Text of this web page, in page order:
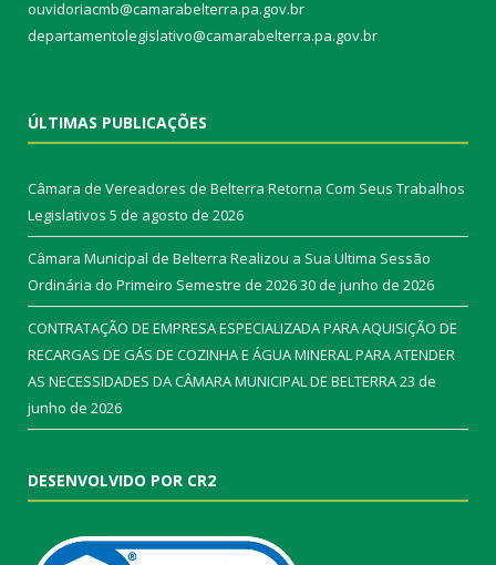
ouvidoriacmb@camarabelterra.pa.gov.br
departamentolegislativo@camarabelterra.pa.gov.br
ÚLTIMAS PUBLICAÇÕES
Câmara de Vereadores de Belterra Retorna Com Seus Trabalhos
Legislativos 5 de agosto de 2026
Câmara Municipal de Belterra Realizou a Sua Ultima Sessão
Ordinária do Primeiro Semestre de 202630 de junho de 2026
CONTRATAÇÃO DE EMPRESA ESPECIALIZADA PARA AQUISIÇÃO DE
RECARGAS DE GÁS DE COZINHA E ÁGUA MINERAL PARA ATENDER
AS NECESSIDADES DA CÂMARA MUNICIPAL DE BELTERRA23 de
junho de 2026
DESENVOLVIDO POR CR2